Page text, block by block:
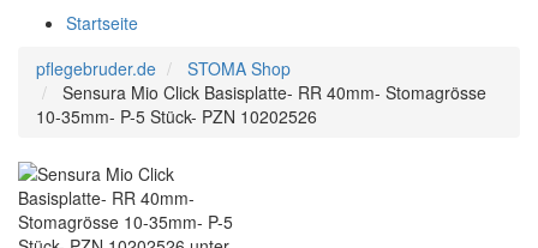
Startseite
pflegebruder.de
STOMA Shop
Sensura Mio Click Basisplatte- RR 40mm- Stomagrösse
10-35mm- P-5 Stück- PZN 10202526